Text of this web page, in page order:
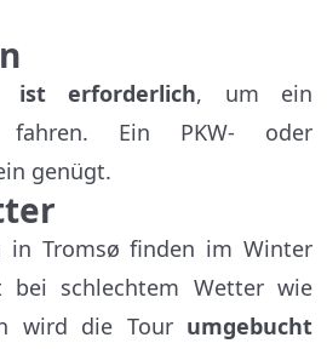
ist erforderlich, um ein
fahren. Ein PKW- oder
genügt.
in Tromsø finden im Winter
schlechtem Wetter wie
wird die Tour umgebucht